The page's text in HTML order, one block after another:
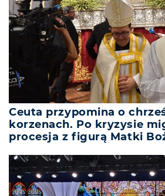
Ceuta przypomina o
korzenach. Po kryzysie
procesja z figurą Matki